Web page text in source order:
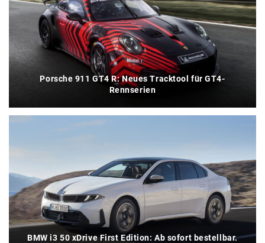
Porsche 911 GT4 R: Neues Tracktool für GT4-
Rennserien
BMW i3 50 xDrive First Edition: Ab sofort bestellbar.